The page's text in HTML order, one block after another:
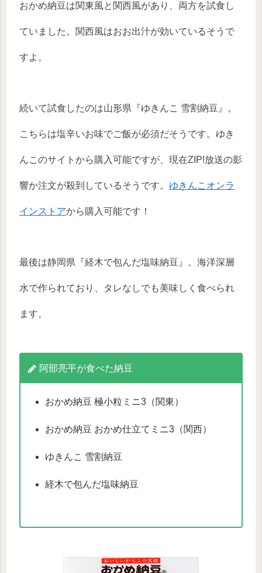
おかめ納豆は関東風と関西風があり、両方を試食し
ていました。関西風はおお出汁が効いているそうで
すよ。
続いて試食したのは山形県『ゆきんこ 雪割納豆』。
こちらは塩辛いお味でご飯が必須だそうです。ゆき
んこのサイトから購入可能ですが、現在ZIP!放送の影
響か注文が殺到しているそうです。 ゆきんこオンラ
インストアから購入可能です！
最後は静岡県『経木で包んだ塩味納豆』。海洋深層
水で作られており、タレなしでも美味しく食べられ
ます。
阿部亮平が食べた納豆
おかめ納豆 極小粒ミニ3（関東）
おかめ納豆 おかめ仕立てミニ3（関西）
ゆきんこ 雪割納豆
経木で包んだ塩味納豆